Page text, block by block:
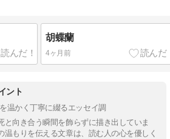
胡蝶蘭
4ヶ月前
ント
温かく丁寧に綴るエッセイ調
と向き合う瞬間を飾らずに描き出していま
温もりを伝える文章は、読む人の心を優しく